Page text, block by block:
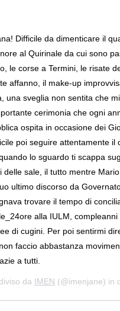
Difficile da dimenticare il
al Quirinale da cui sono
le corse a Termini, le risate
affanno, il make-up
una sveglia non sentita che
cerimonia che ogni
ospita in occasione dei
poi seguire attentamente il
lo sguardo ti scappa
delle sale, il tutto mentre
ultimo discorso da
trovare il tempo di
alla IULM,
di cugini. Per poi sentirmi
faccio abbastanza
a tutti.
da IMEN (@imenjane) in